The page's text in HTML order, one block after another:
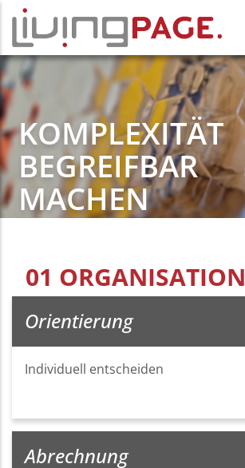
Direkt zum Inhalt
KOMPLEXITÄT
BEGREIFBAR
MACHEN
01 ORGANISATION
Orientierung
Individuell entscheiden
Abrechnung